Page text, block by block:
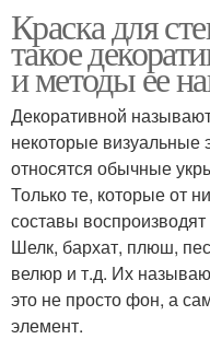
Краска для
такое
и методы ее
Декоративной
некоторые визуальные
относятся обычные
Только те, которые от
составы
Шелк, бархат, плюш,
велюр и т.д. Их
это не просто фон, а
элемент.